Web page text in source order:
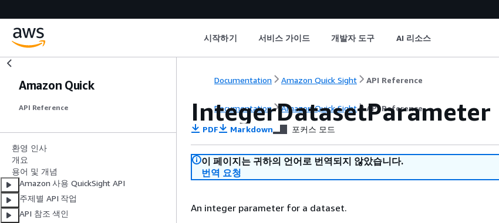
시작하기 서비스 가이드 개발자 도구 AI 리소스
Amazon Quick
API Reference
환영 인사
개요
용어 및 개념
Amazon 사용 QuickSight API
주제별 API 작업
API 참조 색인
Documentation Amazon Quick Sight API Reference
Documentation Amazon Quick Sight API Reference
IntegerDatasetParameter
PDF Markdown 포커스 모드
이 페이지는 귀하의 언어로 번역되지 않았습니다.
번역 요청
An integer parameter for a dataset.